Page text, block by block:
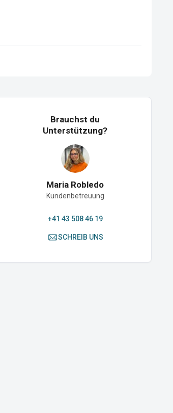
Brauchst du
Unterstützung?
Maria Robledo
Kundenbetreuung
+41 43 508 46 19
SCHREIB UNS